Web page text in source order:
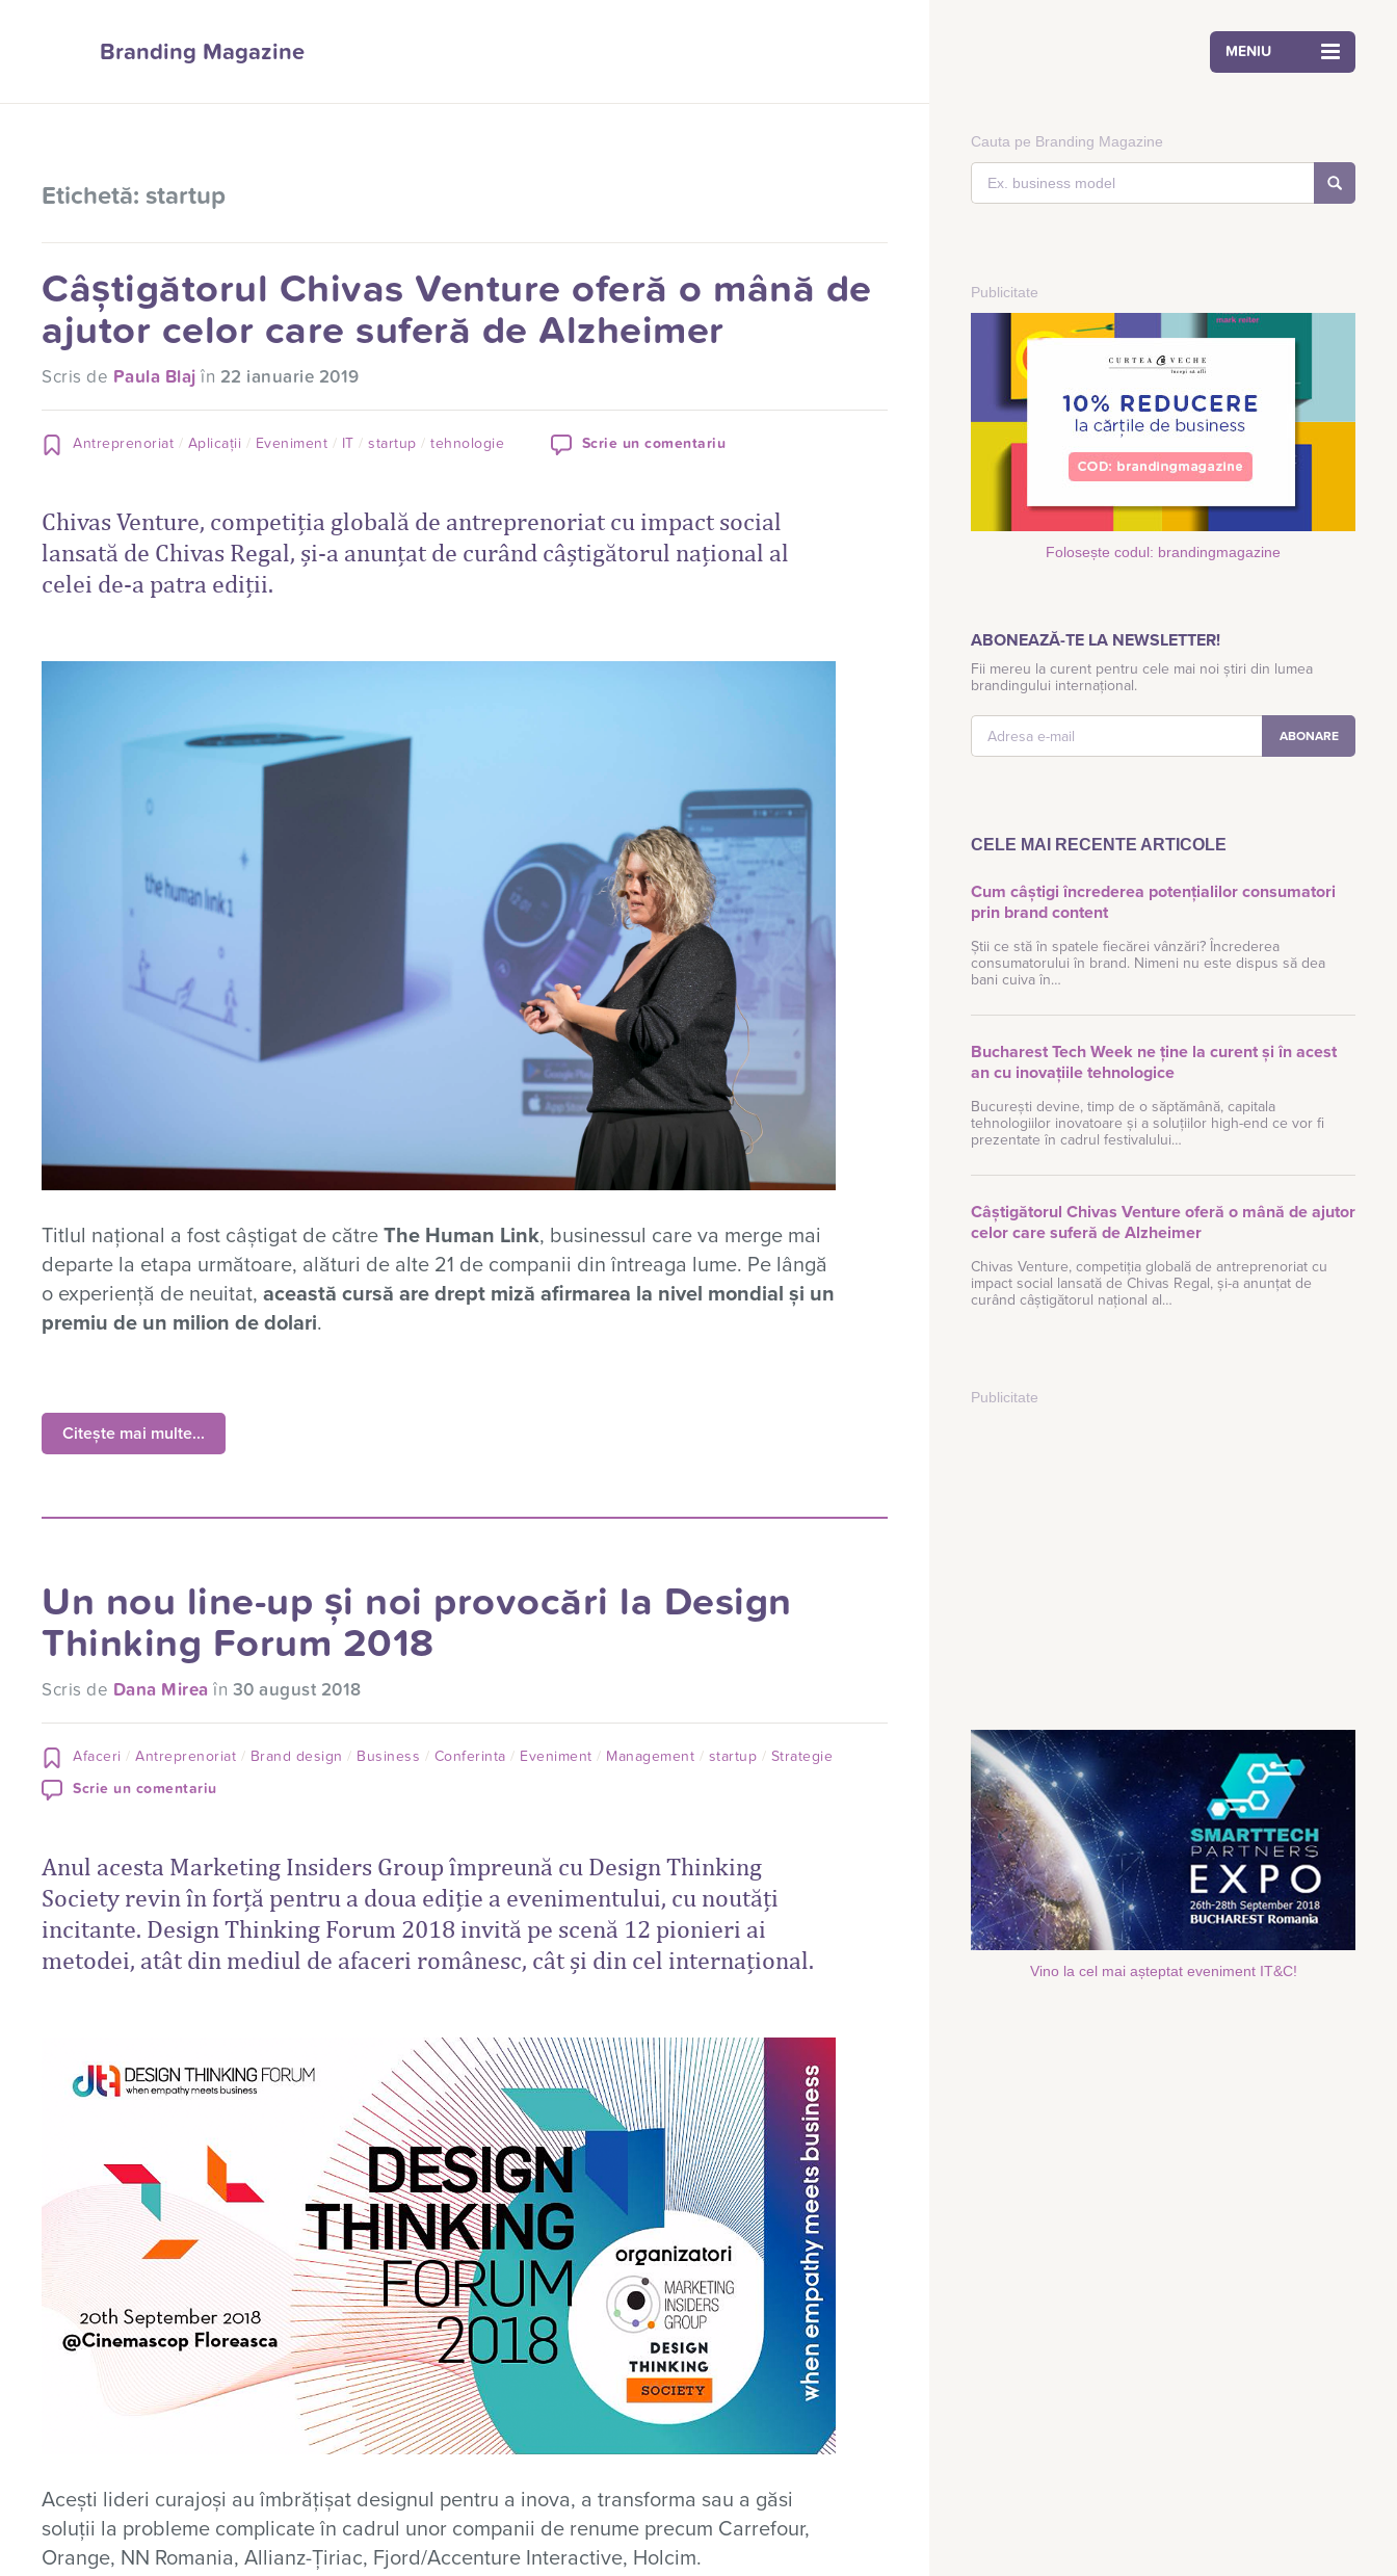
Branding Magazine
Etichetă: startup
Câștigătorul Chivas Venture oferă o mână de
ajutor celor care suferă de Alzheimer
Scris de Paula Blaj în 22 ianuarie 2019
Antreprenoriat Aplicații Eveniment IT startup tehnologie Scrie un comentariu
Chivas Venture, competiția globală de antreprenoriat cu impact social
lansată de Chivas Regal, și-a anunțat de curând câștigătorul național al
celei de-a patra ediții.
Titlul național a fost câștigat de către The Human Link, businessul care va merge mai
departe la etapa următoare, alături de alte 21 de companii din întreaga lume. Pe lângă
o experiență de neuitat, această cursă are drept miză afirmarea la nivel mondial și un
premiu de un milion de dolari.
Citește mai multe...
Un nou line-up și noi provocări la Design
Thinking Forum 2018
Scris de Dana Mirea în 30 august 2018
Afaceri Antreprenoriat Brand design Business Conferinta Eveniment Management startup
Strategie
Scrie un comentariu
Anul acesta Marketing Insiders Group împreună cu Design Thinking
Society revin în forță pentru a doua ediție a evenimentului, cu noutăți
incitante. Design Thinking Forum 2018 invită pe scenă 12 pionieri ai
metodei, atât din mediul de afaceri românesc, cât și din cel internațional.
Acești lideri curajoși au îmbrățișat designul pentru a inova, a transforma sau a găsi
soluții la probleme complicate în cadrul unor companii de renume precum Carrefour,
Orange, NN Romania, Allianz-Țiriac, Fjord/Accenture Interactive, Holcim.
MENIU
Cauta pe Branding Magazine
Publicitate
Folosește codul: brandingmagazine
ABONEAZĂ-TE LA NEWSLETTER!
Fii mereu la curent pentru cele mai noi știri din lumea
brandingului internațional.
CELE MAI RECENTE ARTICOLE
Cum câștigi încrederea potențialilor consumatori
prin brand content
Știi ce stă în spatele fiecărei vânzări? Încrederea
consumatorului în brand. Nimeni nu este dispus să dea
bani cuiva în…
Bucharest Tech Week ne ține la curent și în acest
an cu inovațiile tehnologice
București devine, timp de o săptămână, capitala
tehnologiilor inovatoare și a soluțiilor high-end ce vor fi
prezentate în cadrul festivalului…
Câștigătorul Chivas Venture oferă o mână de ajutor
celor care suferă de Alzheimer
Chivas Venture, competiția globală de antreprenoriat cu
impact social lansată de Chivas Regal, și-a anunțat de
curând câștigătorul național al…
Publicitate
Vino la cel mai așteptat eveniment IT&C!